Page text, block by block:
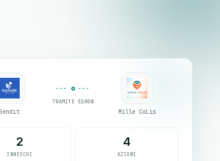
TRAMITE EGROW
Mille CoLis
2
INNESCHI
4
AZIONI